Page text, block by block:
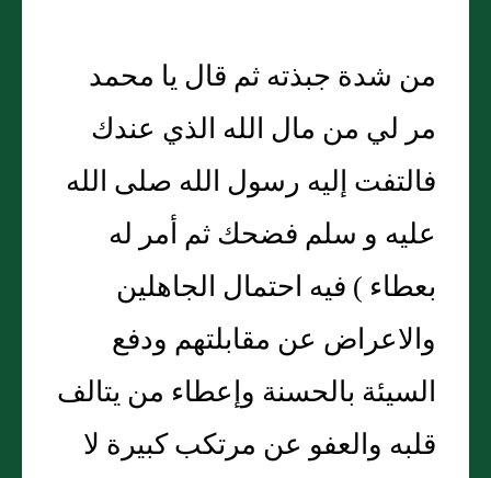
من شدة جبذته ثم قال يا محمد
مر لي من مال الله الذي عندك
فالتفت إليه رسول الله صلى الله
عليه و سلم فضحك ثم أمر له
بعطاء ) فيه احتمال الجاهلين
والاعراض عن مقابلتهم ودفع
السيئة بالحسنة وإعطاء من يتالف
قلبه والعفو عن مرتكب كبيرة لا